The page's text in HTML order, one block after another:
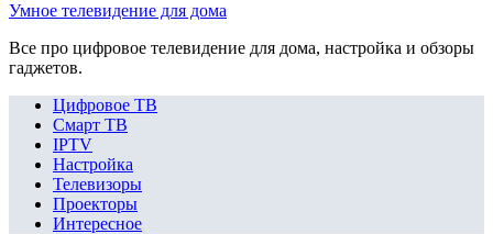
Умное телевидение для дома
Все про цифровое телевидение для дома, настройка и обзоры
гаджетов.
Цифровое ТВ
Смарт ТВ
IPTV
Настройка
Телевизоры
Проекторы
Интересное